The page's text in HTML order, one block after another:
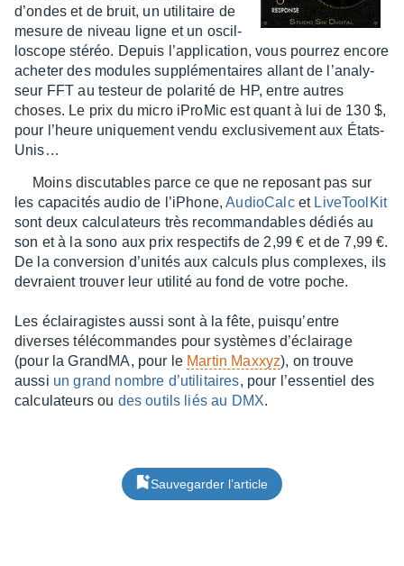
d’ondes et de bruit, un utili­taire de
mesure de niveau ligne et un oscil­
lo­scope stéréo. Depuis l’ap­pli­ca­tion, vous pour­rez encore
ache­ter des modules supplé­men­taires allant de l’ana­ly­
seur FFT au testeur de pola­rité de HP, entre autres
choses. Le prix du micro iPro­Mic est quant à lui de 130 $,
pour l’heure unique­ment vendu exclu­si­ve­ment aux États-
Unis…
Moins discu­tables parce ce que ne repo­sant pas sur
les capa­ci­tés audio de l’iPhone,Audio­Calcet Live­Tool­Kit
sont deux calcu­la­teurs très recom­man­dables dédiés au
son et à la sono aux prix respec­tifs de 2,99 € et de 7,99 €.
De la conver­sion d’uni­tés aux calculs plus complexes, ils
devraient trou­ver leur utilité au fond de votre poche.
Les éclai­ra­gistes aussi sont à la fête, puisqu’entre
diverses télé­com­mandes pour systèmes d’éclai­rage
(pour la GrandMA, pour le Martin Maxxyz), on trouve
aussi un grand nombre d’uti­li­taires, pour l’es­sen­tiel des
calcu­la­teurs ou des outils liés au DMX.
Sauvegarder l’article